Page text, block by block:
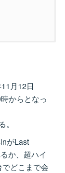
月12日
からとなっ
。
がLast
か、超ハイ
どこまで会